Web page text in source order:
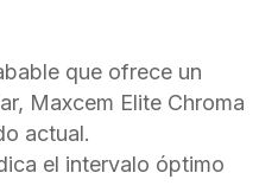
que ofrece un
Maxcem Elite Chroma
actual.
el intervalo óptimo